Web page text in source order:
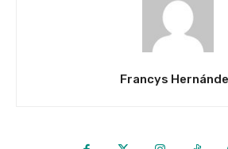
Francys